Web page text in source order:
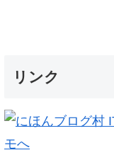
リンク